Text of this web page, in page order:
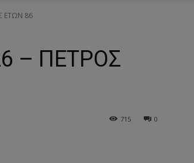
ΕΤΩΝ 86
– ΠΕΤΡΟΣ
0
715